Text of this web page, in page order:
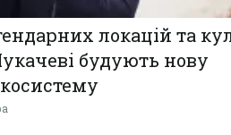
локацій та
будують нову